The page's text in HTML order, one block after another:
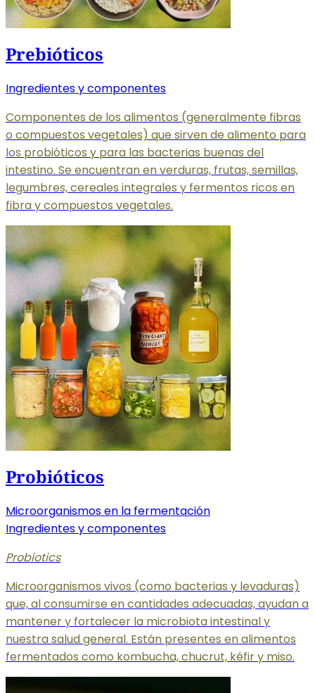
Prebióticos
Ingredientes y componentes
Componentes de los alimentos (generalmente fibras
o compuestos vegetales) que sirven de alimento para
los probióticos y para las bacterias buenas del
intestino. Se encuentran en verduras, frutas, semillas,
legumbres, cereales integrales y fermentos ricos en
fibra y compuestos vegetales.
Probióticos
Microorganismos en la fermentación
Ingredientes y componentes
Probiotics
Microorganismos vivos (como bacterias y levaduras)
que, al consumirse en cantidades adecuadas, ayudan a
mantener y fortalecer la microbiota intestinal y
nuestra salud general. Están presentes en alimentos
fermentados como kombucha, chucrut, kéfir y miso.